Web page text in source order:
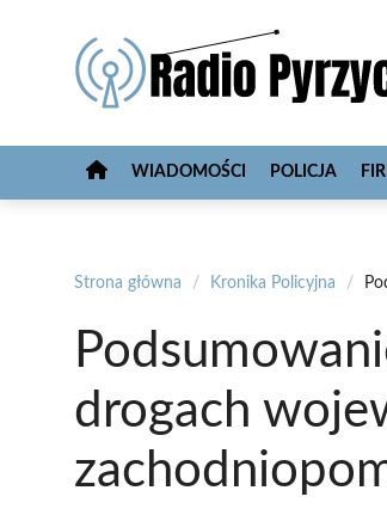
WIADOMOŚCI POLICJA
Strona główna / Kronika Policyjna /
drogach